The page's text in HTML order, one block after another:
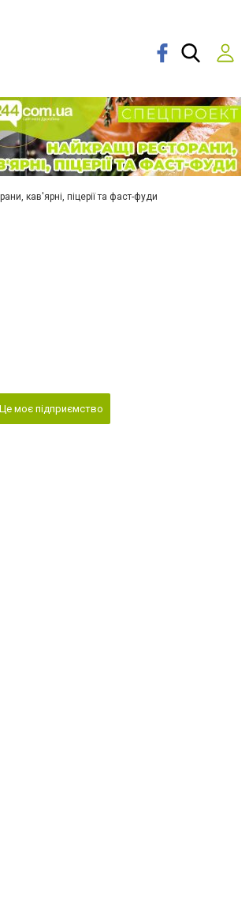
кав'ярні, піцерії та фаст-фуди
Це моє підприємство